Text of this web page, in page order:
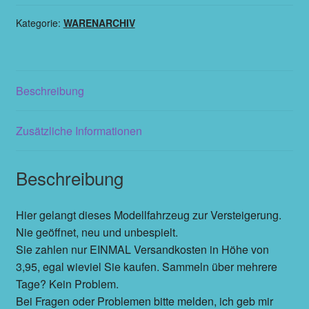
Kategorie: WARENARCHIV
Beschreibung
Zusätzliche Informationen
Beschreibung
Hier gelangt dieses Modellfahrzeug zur Versteigerung.
Nie geöffnet, neu und unbespielt.
Sie zahlen nur EINMAL Versandkosten in Höhe von
3,95, egal wieviel Sie kaufen. Sammeln über mehrere
Tage? Kein Problem.
Bei Fragen oder Problemen bitte melden, ich geb mir